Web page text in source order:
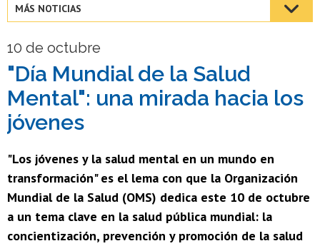
Estudiantes
Funcionarias/os
Egresadas/os
MÁS NOTICIAS
10 de octubre
"Día Mundial de la Salud
Mental": una mirada hacia los
jóvenes
"Los jóvenes y la salud mental en un mundo en
transformación" es el lema con que la Organización
Mundial de la Salud (OMS) dedica este 10 de octubre
a un tema clave en la salud pública mundial: la
concientización, prevención y promoción de la salud